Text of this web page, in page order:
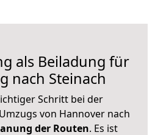
als Beiladung für
nach Steinach
Schritt bei der
von Hannover nach
der Routen. Es ist